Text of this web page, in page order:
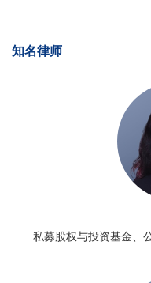
知名律师
私募股权与投资基金、